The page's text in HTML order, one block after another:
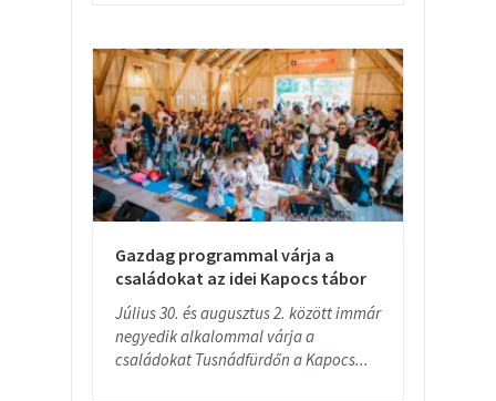
Gazdag programmal várja a
családokat az idei Kapocs tábor
Július 30. és augusztus 2. között immár
negyedik alkalommal várja a
családokat Tusnádfürdőn a Kapocs...